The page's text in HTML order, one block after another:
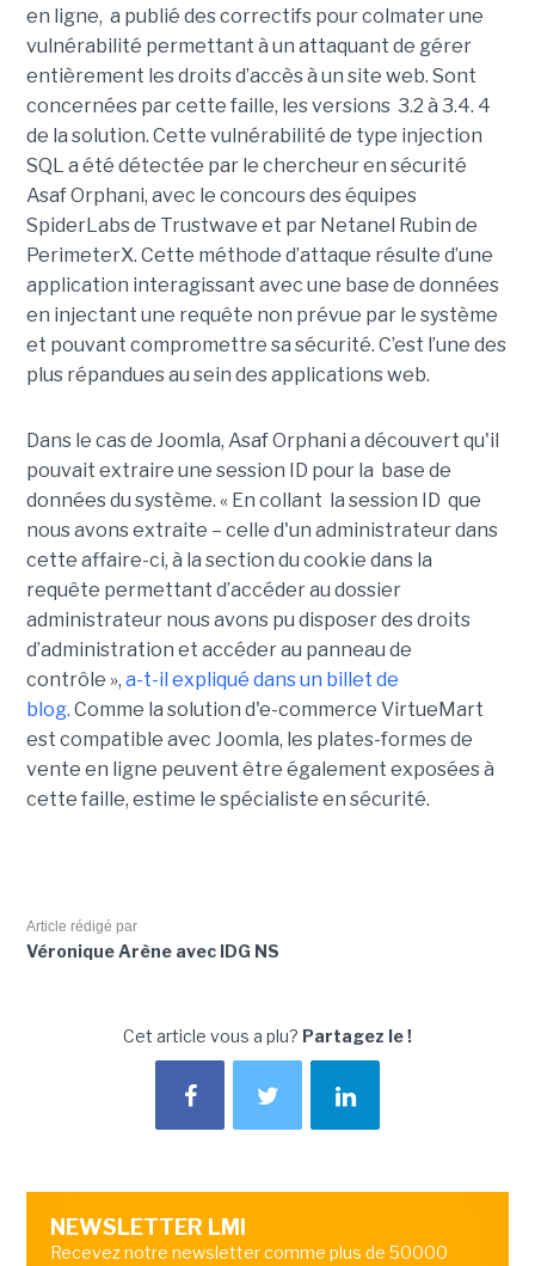
en ligne, a publié des correctifs pour colmater une
vulnérabilité permettant à un attaquant de gérer
entièrement les droits d’accès à un site web. Sont
concernées par cette faille, les versions 3.2 à 3.4. 4
de la solution. Cette vulnérabilité de type injection
SQL a été détectée par le chercheur en sécurité
Asaf Orphani, avec le concours des équipes
SpiderLabs de Trustwave et par Netanel Rubin de
PerimeterX. Cette méthode d’attaque résulte d’une
application interagissant avec une base de données
en injectant une requête non prévue par le système
et pouvant compromettre sa sécurité. C’est l’une des
plus répandues au sein des applications web.
Dans le cas de Joomla, Asaf Orphani a découvert qu'il
pouvait extraire une session ID pour la base de
données du système. « En collant la session ID que
nous avons extraite – celle d'un administrateur dans
cette affaire-ci, à la section du cookie dans la
requête permettant d’accéder au dossier
administrateur nous avons pu disposer des droits
d’administration et accéder au panneau de
contrôle », a-t-il expliqué dans un billet de
blog. Comme la solution d'e-commerce VirtueMart
est compatible avec Joomla, les plates-formes de
vente en ligne peuvent être également exposées à
cette faille, estime le spécialiste en sécurité.
Article rédigé par
Véronique Arène avec IDG NS
Cet article vous a plu? Partagez le !
NEWSLETTER LMI
Recevez notre newsletter comme plus de 50000